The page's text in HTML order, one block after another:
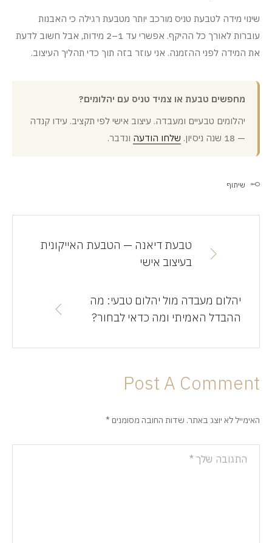
שינוי מידה לטבעת טניס מורכב יותר מטבעת רגילה כי האבנות
עוברות לאורך כל ההיקף. אפשרי עד 1–2 מידות, אבל חשוב לדעת
את המידה לפני ההזמנה. אני עוזר בזה תוך כדי תהליך העיצוב.
מחפשים טבעת או צמיד טניס עם יהלומים?
יהלומים טבעיים ומעבדה. עיצוב אישי לפי תקציב. עידו קנדה
— 18 שנה ניסיון.
שלחו הודעה ונדבר.
שיתוף
טבעת דיאנה — הטבעת האייקונית
בעיצוב אישי
יהלום מעבדה מול יהלום טבעי: מה
ההבדל האמיתי ומה כדאי לבחור?
Post A Comment
האימייל לא יוצג באתר. שדות החובה מסומנים *